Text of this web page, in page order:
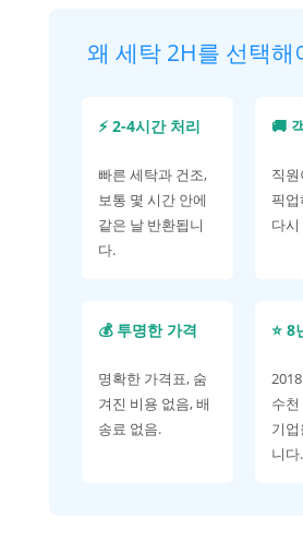
왜 세탁 2H를 선택해
⚡ 2-4시간 처리
빠른 세탁과 건조,
보통 몇 시간 안에
같은 날 반환됩니
다.
🚚
직
픽
다
💰 투명한 가격
명확한 가격표, 숨
겨진 비용 없음, 배
송료 없음.
⭐ 8
수
기
니다.